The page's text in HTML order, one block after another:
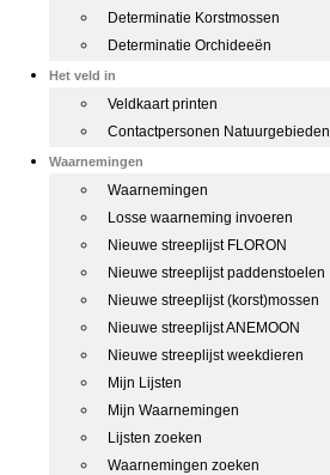
Determinatie Korstmossen
Determinatie Orchideeën
Het veld in
Veldkaart printen
Contactpersonen Natuurgebieden
Waarnemingen
Waarnemingen
Losse waarneming invoeren
Nieuwe streeplijst FLORON
Nieuwe streeplijst paddenstoelen
Nieuwe streeplijst (korst)mossen
Nieuwe streeplijst ANEMOON
Nieuwe streeplijst weekdieren
Mijn Lijsten
Mijn Waarnemingen
Lijsten zoeken
Waarnemingen zoeken